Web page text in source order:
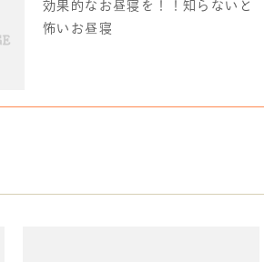
効果的なお昼寝を！！知らないと
怖いお昼寝